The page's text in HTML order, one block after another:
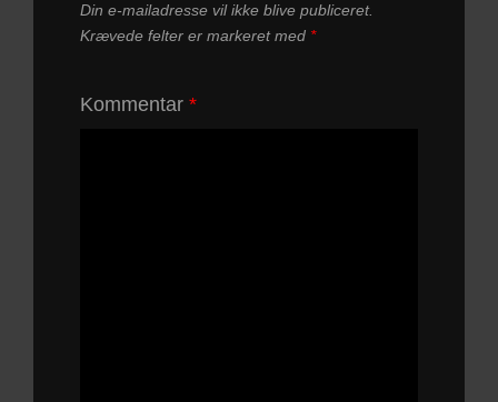
Din e-mailadresse vil ikke blive publiceret.
Krævede felter er markeret med *
Kommentar *